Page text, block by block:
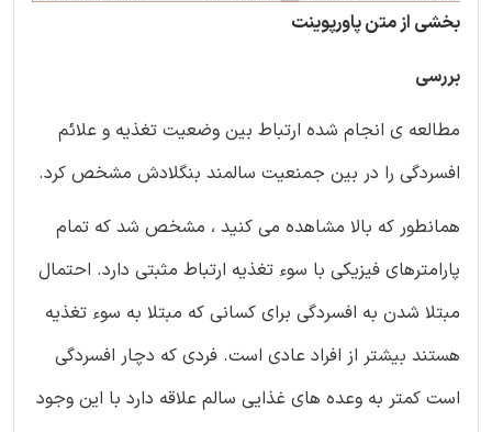
بخشی از متن پاورپوینت
بررسی
مطالعه ی انجام شده ارتباط بین وضعیت تغذیه و علائم
افسردگی را در بین جمنعیت سالمند بنگلادش مشخص کرد.
همانطور که بالا مشاهده می کنید ، مشخص شد که تمام
پارامترهای فیزیکی با سوء تغذیه ارتباط مثبتی دارد. احتمال
مبتلا شدن به افسردگی برای کسانی که مبتلا به سوء تغذیه
هستند بیشتر از افراد عادی است. فردی که دچار افسردگی
است کمتر به وعده های غذایی سالم علاقه دارد با این وجود